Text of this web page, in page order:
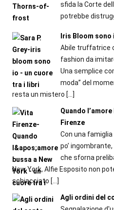
sfida la Corte
potrebbe
Iris Bloom sono
Abile truffatrice
fashion da
Una semplice
moda” del
resta un mistero […]
Quando
Firenze
Con una
po’
che sforna
New York, Alfie Esposito non
schiacciato […]
Agli ordini del